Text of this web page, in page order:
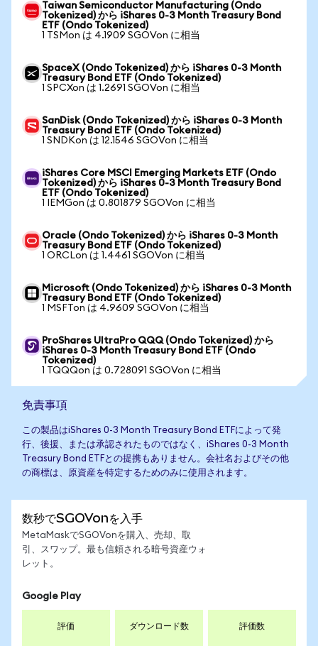
Taiwan Semiconductor Manufacturing (Ondo
Tokenized) から iShares 0-3 Month Treasury Bond
ETF (Ondo Tokenized)
1 TSMon は 4.1909 SGOVon に相当
SpaceX (Ondo Tokenized) から iShares 0-3 Month
Treasury Bond ETF (Ondo Tokenized)
1 SPCXon は 1.2691 SGOVon に相当
SanDisk (Ondo Tokenized) から iShares 0-3 Month
Treasury Bond ETF (Ondo Tokenized)
1 SNDKon は 12.1546 SGOVon に相当
iShares Core MSCI Emerging Markets ETF (Ondo
Tokenized) から iShares 0-3 Month Treasury Bond
ETF (Ondo Tokenized)
1 IEMGon は 0.801879 SGOVon に相当
Oracle (Ondo Tokenized) から iShares 0-3 Month
Treasury Bond ETF (Ondo Tokenized)
1 ORCLon は 1.4461 SGOVon に相当
Microsoft (Ondo Tokenized) から iShares 0-3 Month
Treasury Bond ETF (Ondo Tokenized)
1 MSFTon は 4.9609 SGOVon に相当
ProShares UltraPro QQQ (Ondo Tokenized) から
iShares 0-3 Month Treasury Bond ETF (Ondo
Tokenized)
1 TQQQon は 0.728091 SGOVon に相当
免責事項
この製品はiShares 0-3 Month Treasury Bond ETFによって発
行、後援、または承認されたものではなく、iShares 0-3 Month
Treasury Bond ETFとの提携もありません。会社名およびその他
の商標は、原資産を特定するためのみに使用されます。
数秒でSGOVonを入手
MetaMaskでSGOVonを購入、売却、取
引、スワップ。最も信頼される暗号資産ウォ
レット。
Google Play
評価 ダウンロード数 評価数